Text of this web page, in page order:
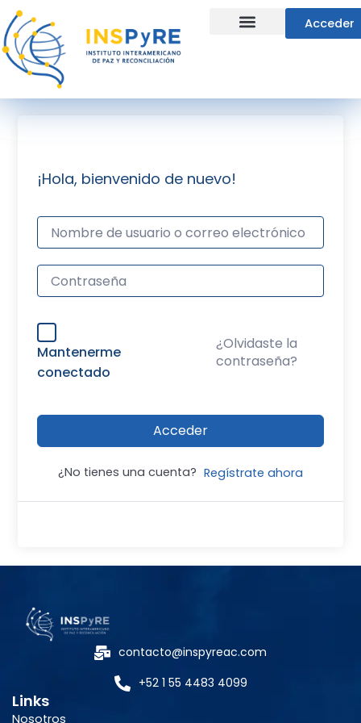
al
contenido
Acceder
¡Hola, bienvenido de nuevo!
Mantenerme
conectado
¿Olvidaste la
contraseña?
Acceder
¿No tienes una cuenta? Regístrate ahora
contacto@inspyreac.com
+52 1 55 4483 4099
Links
Nosotros